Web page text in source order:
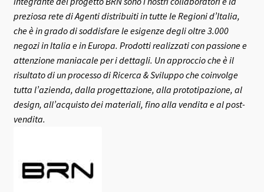
preziosa rete di Agenti distribuiti in tutte le Regioni d’Italia,
che è in grado di soddisfare le esigenze degli oltre 3.000
negozi in Italia e in Europa. Prodotti realizzati con passione e
attenzione maniacale per i dettagli. Un approccio che è il
risultato di un processo di Ricerca & Sviluppo che coinvolge
tutta l’azienda, dalla progettazione, alla prototipazione, al
design, all’acquisto dei materiali, fino alla vendita e al post-
vendita.